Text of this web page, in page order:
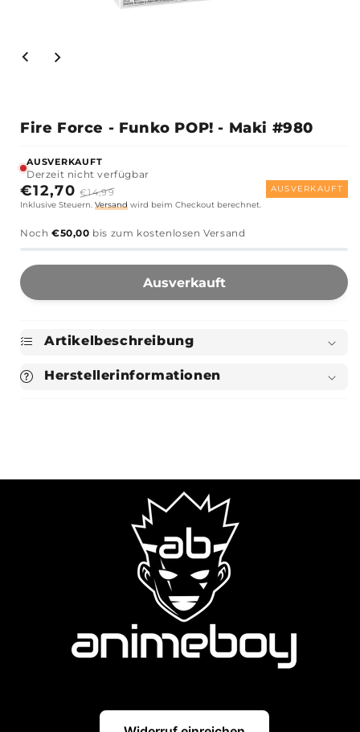
Fire Force - Funko POP! - Maki #980
AUSVERKAUFT
Derzeit nicht verfügbar
Sonderpreis
€12,70 Normaler
Preis
€14,99
AUSVERKAUFT
Inklusive Steuern. Versand wird beim Checkout berechnet.
Noch €50,00 bis zum kostenlosen Versand
Ausverkauft
Artikelbeschreibung
Herstellerinformationen